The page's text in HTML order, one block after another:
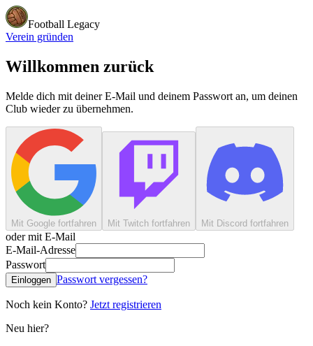
Football Legacy
Verein gründen
Willkommen zurück
Melde dich mit deiner E-Mail und deinem Passwort an, um deinen
Club wieder zu übernehmen.
Mit Google fortfahren Mit Twitch fortfahren Mit Discord fortfahren
oder mit E-Mail
E-Mail-Adresse
Passwort
Einloggen Passwort vergessen?
Noch kein Konto? Jetzt registrieren
Neu hier?